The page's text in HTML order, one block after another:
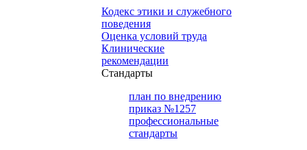
Кодекс этики и служебного
поведения
Оценка условий труда
Клинические
рекомендации
Cтандарты
план по внедрению
приказ №1257
профессиональные
стандарты